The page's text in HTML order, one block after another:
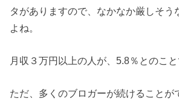
タがありますので、なかなか厳しそう
よね。
月収３万円以上の人が、5.8％とのこと
ただ、多くのブロガーが続けることが